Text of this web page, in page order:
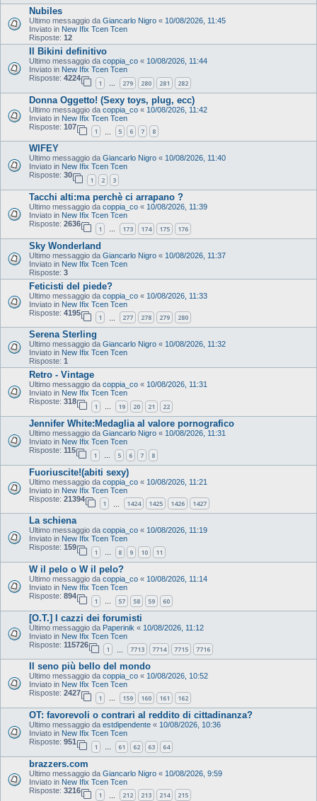
Nubiles
Ultimo messaggio da Giancarlo Nigro « 10/08/2026, 11:45
Inviato in New Ifix Tcen Tcen
Risposte: 12
Il Bikini definitivo
Ultimo messaggio da coppia_co « 10/08/2026, 11:44
Inviato in New Ifix Tcen Tcen
Risposte: 4224
1 … 279 280 281 282
Donna Oggetto! (Sexy toys, plug, ecc)
Ultimo messaggio da coppia_co « 10/08/2026, 11:42
Inviato in New Ifix Tcen Tcen
Risposte: 107
1 5 6 7 8
WIFEY
Ultimo messaggio da Giancarlo Nigro « 10/08/2026, 11:40
Inviato in New Ifix Tcen Tcen
Risposte: 30
1 2 3
Tacchi alti:ma perchè ci arrapano ?
Ultimo messaggio da coppia_co « 10/08/2026, 11:39
Inviato in New Ifix Tcen Tcen
Risposte: 2636
1 … 173 174 175 176
Sky Wonderland
Ultimo messaggio da Giancarlo Nigro « 10/08/2026, 11:37
Inviato in New Ifix Tcen Tcen
Risposte: 3
Feticisti del piede?
Ultimo messaggio da coppia_co « 10/08/2026, 11:33
Inviato in New Ifix Tcen Tcen
Risposte: 4195
1 277 278 279 280
Serena Sterling
Ultimo messaggio da Giancarlo Nigro « 10/08/2026, 11:32
Inviato in New Ifix Tcen Tcen
Risposte: 1
Retro - Vintage
Ultimo messaggio da coppia_co « 10/08/2026, 11:31
Inviato in New Ifix Tcen Tcen
Risposte: 318
1 … 19 20 21 22
Jennifer White:Medaglia al valore pornografico
Ultimo messaggio da Giancarlo Nigro « 10/08/2026, 11:31
Inviato in New Ifix Tcen Tcen
Risposte: 115
1 … 5 6 7 8
Fuoriuscite!(abiti sexy)
Ultimo messaggio da coppia_co « 10/08/2026, 11:21
Inviato in New Ifix Tcen Tcen
Risposte: 21394
1 1424 1425 1426 1427
La schiena
Ultimo messaggio da coppia_co « 10/08/2026, 11:19
Inviato in New Ifix Tcen Tcen
Risposte: 159
1 … 8 9 10 11
W il pelo o W il pelo?
Ultimo messaggio da coppia_co « 10/08/2026, 11:14
Inviato in New Ifix Tcen Tcen
Risposte: 894
1 … 57 58 59 60
[O.T.] I cazzi dei forumisti
Ultimo messaggio da Paperinik « 10/08/2026, 11:12
Inviato in New Ifix Tcen Tcen
Risposte: 115726
1 7713 7714 7715 7716
Il seno più bello del mondo
Ultimo messaggio da coppia_co « 10/08/2026, 10:52
Inviato in New Ifix Tcen Tcen
Risposte: 2427
1 … 159 160 161 162
OT: favorevoli o contrari al reddito di cittadinanza?
Ultimo messaggio da estdipendente « 10/08/2026, 10:36
Inviato in New Ifix Tcen Tcen
Risposte: 951
1 61 62 63 64
brazzers.com
Ultimo messaggio da Giancarlo Nigro « 10/08/2026, 9:59
Inviato in New Ifix Tcen Tcen
Risposte: 3216
1 212 213 214 215